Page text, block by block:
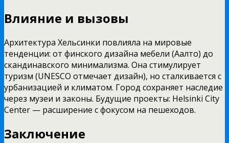
Влияние и вызовы
Архитектура Хельсинки повлияла на мировые
тенденции: от финского дизайна мебели (Аалто) до
скандинавского минимализма. Она стимулирует
туризм (UNESCO отмечает дизайн), но сталкивается с
урбанизацией и климатом. Город сохраняет наследие
через музеи и законы. Будущие проекты: Helsinki City
Center — расширение с фокусом на пешеходов.
Заключение